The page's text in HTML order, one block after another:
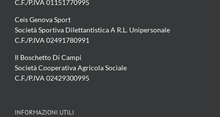
C.F./P.IVA 01151770995
Ceis Genova Sport
Società Sportiva Dilettantistica A R.L. Unipersonale
C.F./P.IVA 02491780991
Il Boschetto Di Campi
Società Cooperativa Agricola Sociale
C.F./P.IVA 02429300995
INFORMAZIONI UTILI